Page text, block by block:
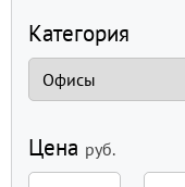
Категория
Цена руб.